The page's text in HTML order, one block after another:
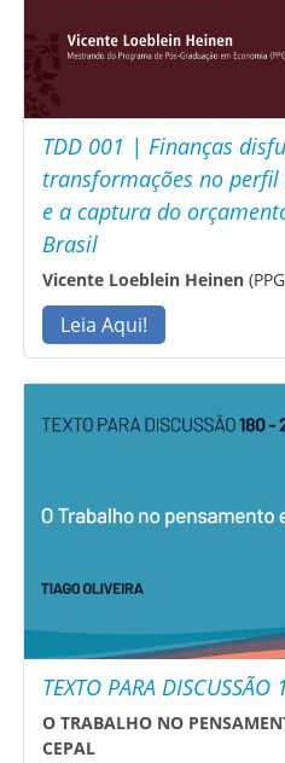
TDD 001 | Finanças
transformações no
e a captura do
Brasil
Vicente Loeblein Heinen
Leia Aqui!
TEXTO PARA
O TRABALHO NO
CEPAL